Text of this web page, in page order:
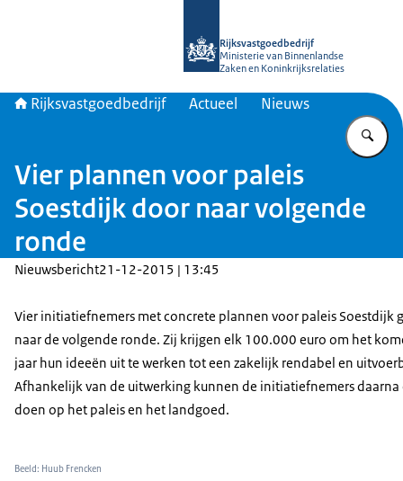
Rijksvastgoedbedrijf
Ministerie van Binnenlandse
Zaken en Koninkrijksrelaties
Rijksvastgoedbedrijf Actueel Nieuws
Vier plannen voor paleis
Soestdijk door naar volgende
ronde
Nieuwsbericht21-12-2015 | 13:45
Vier initiatiefnemers met concrete plannen voor paleis Soestdijk
naar de volgende ronde. Zij krijgen elk 100.000 euro om het
jaar hun ideeën uit te werken tot een zakelijk rendabel en
Afhankelijk van de uitwerking kunnen de initiatiefnemers daarna
doen op het paleis en het landgoed.
Beeld: Huub Frencken